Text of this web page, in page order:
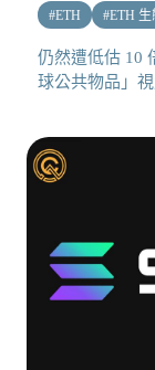
#ETH #ETH 生
仍然遭低估 10
球公共物品」